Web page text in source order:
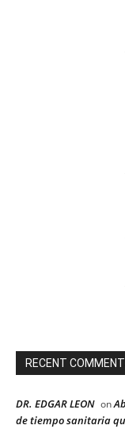
RECENT
DR. EDGAR LEON on
de tiempo sanitaria